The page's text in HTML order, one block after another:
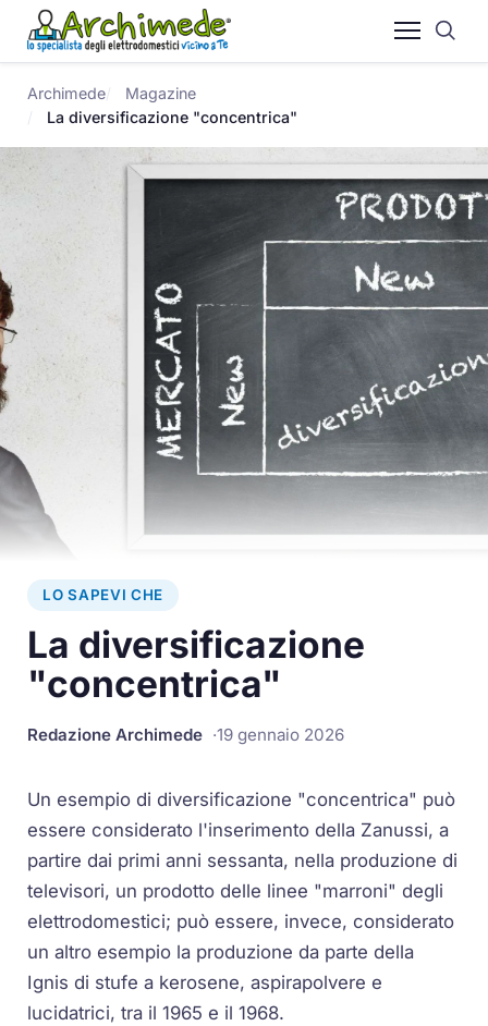
Archimede
Magazine
La diversificazione "concentrica"
LO SAPEVI CHE
La diversificazione
"concentrica"
Redazione Archimede 19 gennaio 2026
Un esempio di diversificazione "concentrica" può
essere considerato l'inserimento della Zanussi, a
partire dai primi anni sessanta, nella produzione di
televisori, un prodotto delle linee "marroni" degli
elettrodomestici; può essere, invece, considerato
un altro esempio la produzione da parte della
Ignis di stufe a kerosene, aspirapolvere e
lucidatrici, tra il 1965 e il 1968.